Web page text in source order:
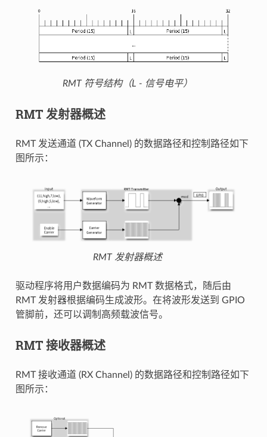
RMT 符号结构（L - 信号电平）
RMT 发射器概述
RMT 发送通道 (TX Channel) 的数据路径和控制路径如下
图所示：
RMT 发射器概述
驱动程序将用户数据编码为 RMT 数据格式，随后由
RMT 发射器根据编码生成波形。在将波形发送到 GPIO
管脚前，还可以调制高频载波信号。
RMT 接收器概述
RMT 接收通道 (RX Channel) 的数据路径和控制路径如下
图所示：